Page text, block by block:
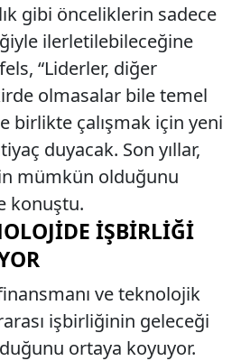
gibi önceliklerin sadece
ilerletilebileceğine
“Liderler, diğer
olmasalar bile temel
birlikte çalışmak için yeni
duyacak. Son yıllar,
mümkün olduğunu
konuştu.
İŞBIRLIĞI
ve teknolojik
işbirliğinin geleceği
ortaya koyuyor.